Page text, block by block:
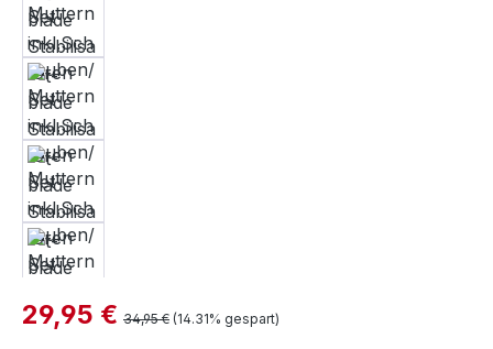
Verkaufspreis:
29,95 € Regulärer Preis:
34,95 € (14.31% gespart)